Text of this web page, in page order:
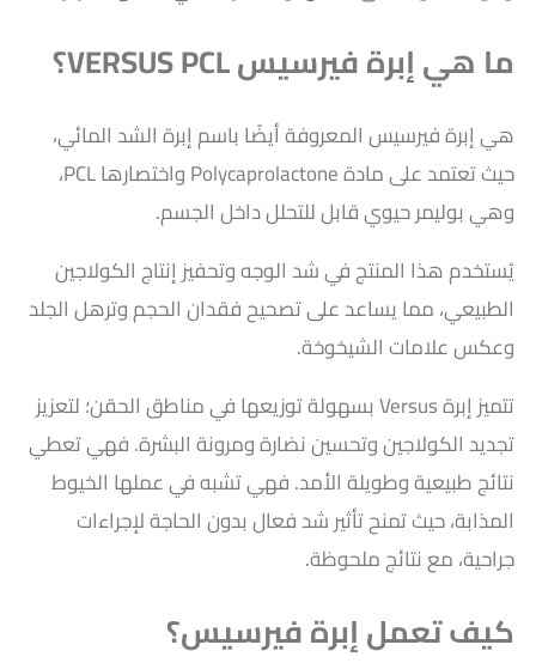
ما هي إبرة فيرسيس VERSUS PCL؟
هي إبرة فيرسيس المعروفة أيضًا باسم إبرة الشد المائي،
حيث تعتمد على مادة Polycaprolactone واختصارها PCL،
وهي بوليمر حيوي قابل للتحلل داخل الجسم.
يُستخدم هذا المنتج في شد الوجه وتحفيز إنتاج الكولاجين
الطبيعي، مما يساعد على تصحيح فقدان الحجم وترهل الجلد
وعكس علامات الشيخوخة.
تتميز إبرة Versus بسهولة توزيعها في مناطق الحقن؛ لتعزيز
تجديد الكولاجين وتحسين نضارة ومرونة البشرة. فهي تعطي
نتائج طبيعية وطويلة الأمد. فهي تشبه في عملها الخيوط
المذابة، حيث تمنح تأثير شد فعال بدون الحاجة لإجراءات
جراحية، مع نتائج ملحوظة.
كيف تعمل إبرة فيرسيس؟